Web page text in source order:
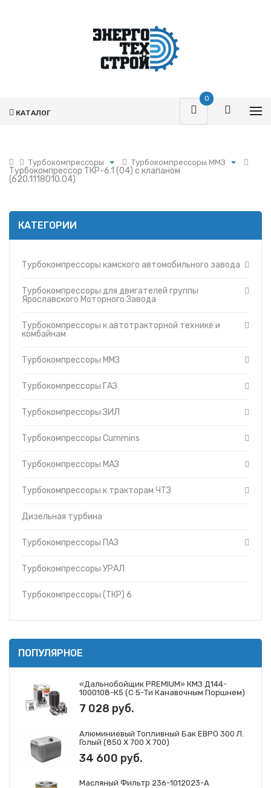
0
КАТАЛОГ
Турбокомпрессоры
Поршневая
Фильтры
Гидромоторы
Насосы
Топливные баки
Запчасти ДЗ-98
Утеплители капота
Прайс-листы
Контакты
Турбокомпрессоры ММЗ
Турбокомпрессоры для
автотракторной технике и
комбайнам
Турбокомпрессоры ГАЗ
Турбокомпрессоры
Турбокомпрессоры (ТКР) 6
Турбокомпрессор ТКР-6.1 (04) с клапаном
(620.1118010.04)
КАТЕГОРИИ
Турбокомпрессоры камского автомобильного завода
Турбокомпрессоры для двигателей группы
Ярославского Моторного Завода
Турбокомпрессоры к автотракторной технике и
комбайнам
Турбокомпрессоры ММЗ
Турбокомпрессоры ГАЗ
Турбокомпрессоры ЗИЛ
Турбокомпрессоры Cummins
Турбокомпрессоры МАЗ
Турбокомпрессоры к тракторам ЧТЗ
Дизельная турбина
Турбокомпрессоры ПАЗ
Турбокомпрессоры УРАЛ
Турбокомпрессоры (ТКР) 6
ПОПУЛЯРНОЕ
«Дальнобойщик PREMIUM» КМЗ Д144-
1000108-К5 (с 5-Ти Канавочным Поршнем)
7 028 руб.
Алюминиевый Топливный Бак ЕВРО 300 Л.
Голый (850 Х 700 Х 700)
34 600 руб.
Масляный Фильтр 236-1012023-А